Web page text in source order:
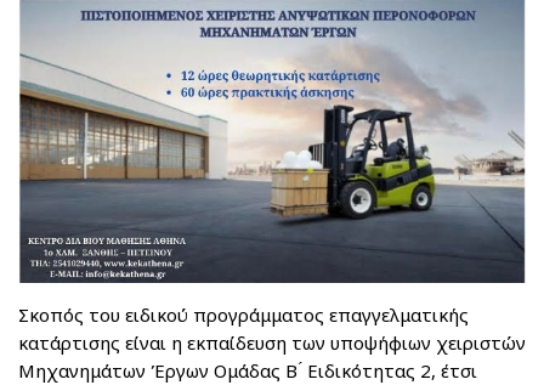
Σκοπός του ειδικού προγράμματος επαγγελματικής
κατάρτισης είναι η εκπαίδευση των υποψήφιων χειριστών
Μηχανημάτων Έργων Ομάδας Β ́ Ειδικότητας 2, έτσι